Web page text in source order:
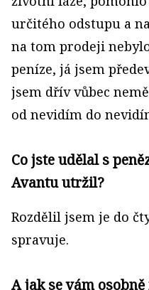
určitého odstupu a
na tom prodeji
peníze, já jsem
jsem dřív vůbec
od nevidím do
Co jste udělal s
Avantu utržil?
Rozdělil jsem je do
spravuje.
A jak se vám